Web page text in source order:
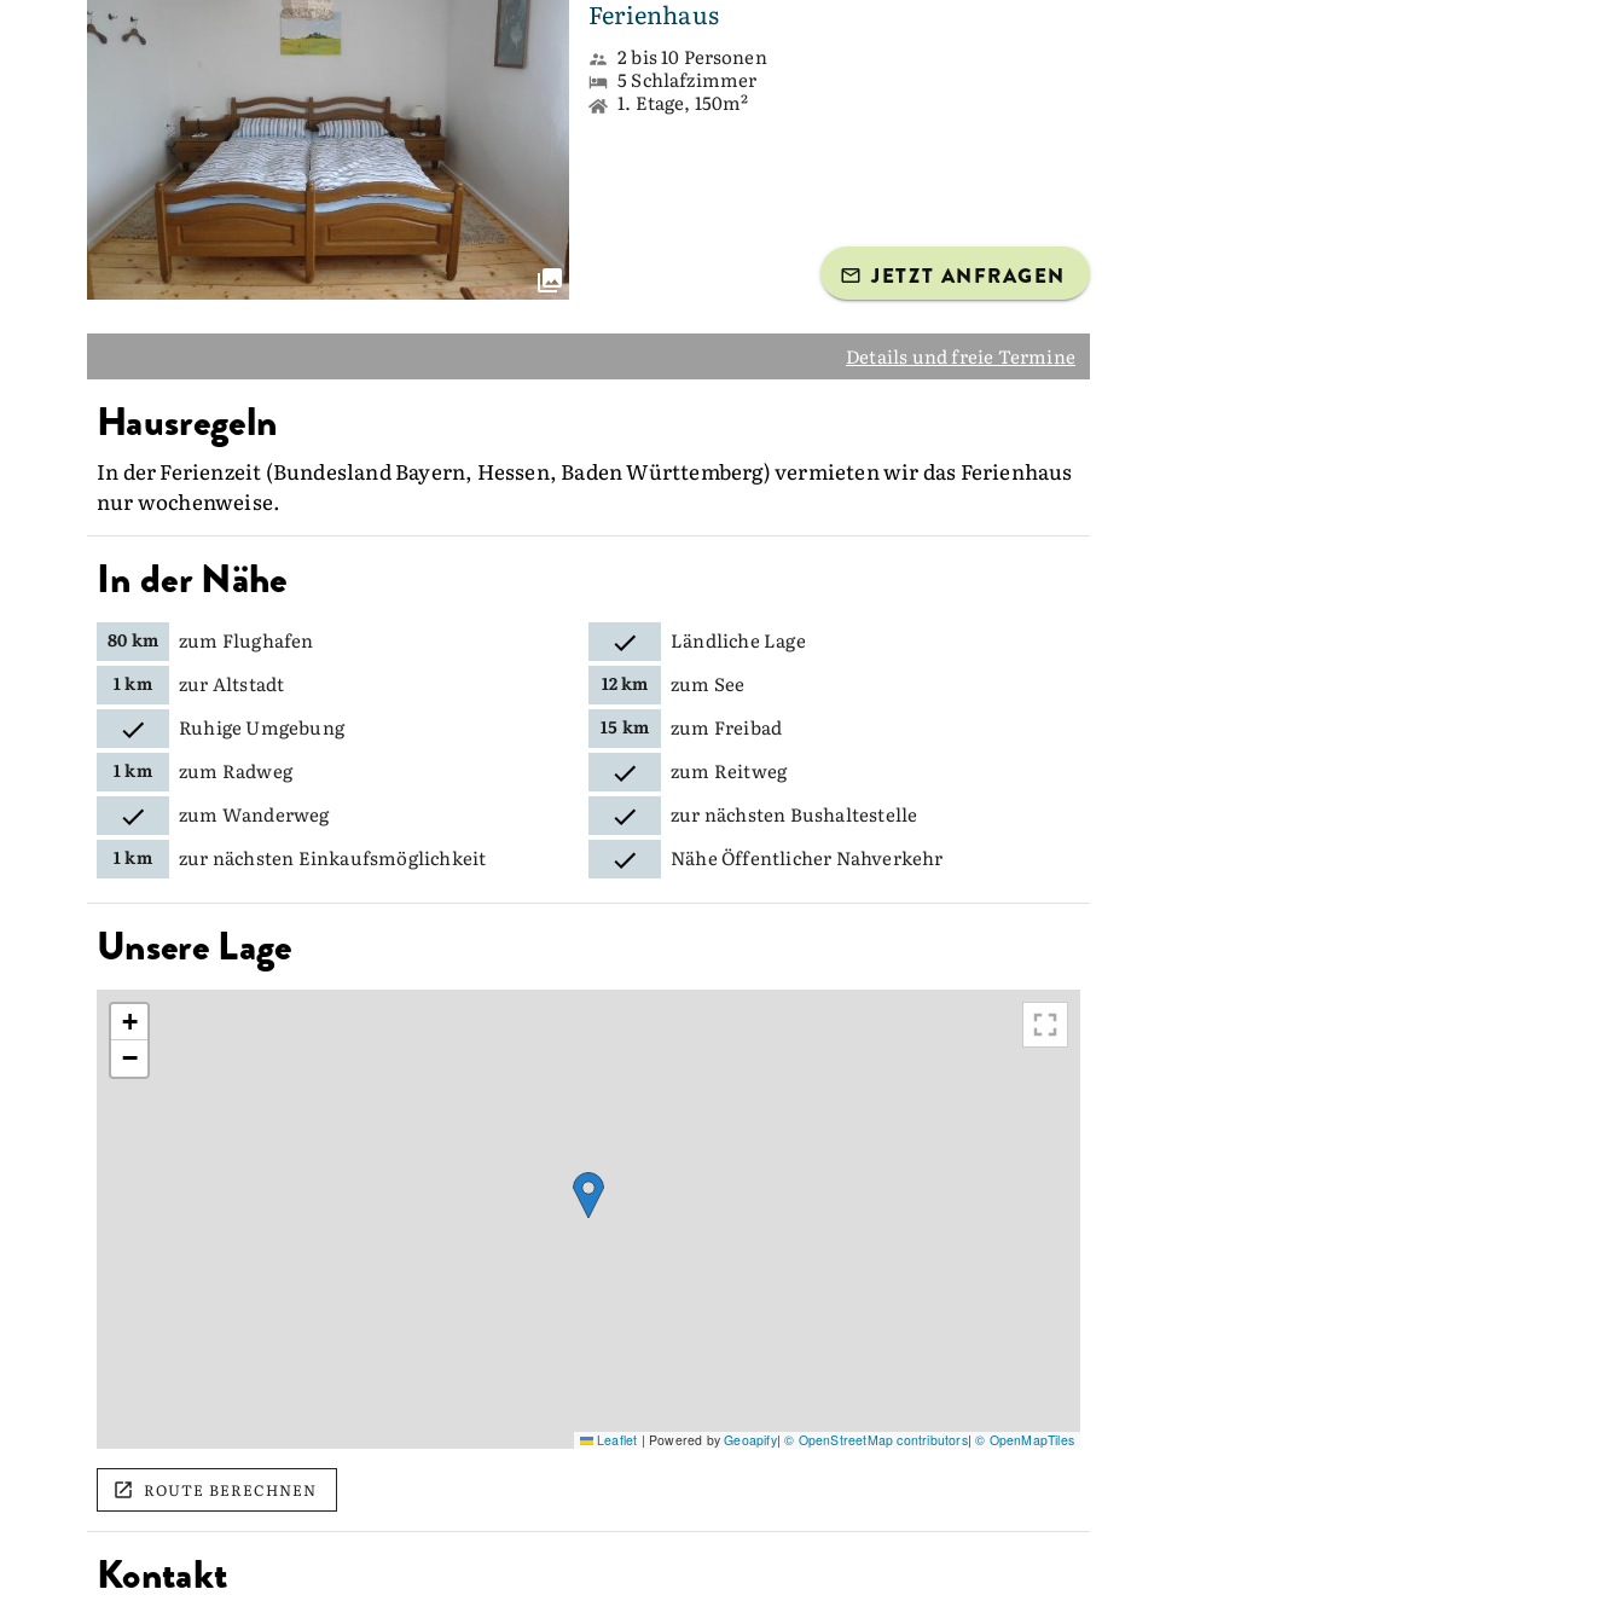
Ferienhaus
2 bis 10 Personen
5 Schlafzimmer
1. Etage, 150m²
JETZT ANFRAGEN
Details und freie Termine
Hausregeln
In der Ferienzeit (Bundesland Bayern, Hessen, Baden Württemberg) vermieten wir das Ferienhaus
nur wochenweise.
In der Nähe
80 km zum Flughafen Ländliche Lage
1 km zur Altstadt 12 km
zum See
Ruhige Umgebung
15 km zum Freibad
1 km zum Radweg
zum Reitweg
zum Wanderweg
zur nächsten Bushaltestelle
1 km zur nächsten Einkaufsmöglichkeit Nähe Öffentlicher Nahverkehr
Unsere Lage
+
−
Leaflet | Powered byGeoapify|© OpenStreetMap contributors|© OpenMapTiles
ROUTE BERECHNEN
Kontakt